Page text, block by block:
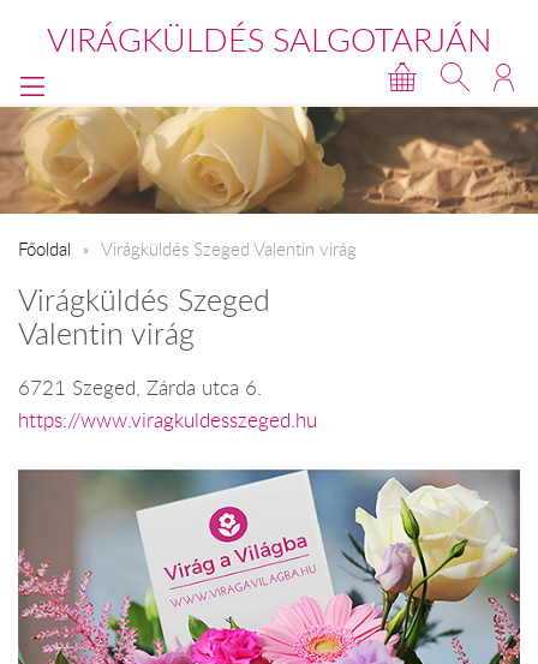
VIRÁGKÜLDÉS SALGOTARJÁN
Főoldal Virágküldés Szeged Valentin virág
Virágküldés Szeged
Valentin virág
6721 Szeged, Zárda utca 6.
https://www.viragkuldesszeged.hu